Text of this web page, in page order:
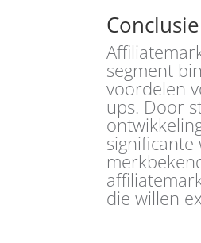
Conclusie
segment
voordelen
ups. Door
die willen